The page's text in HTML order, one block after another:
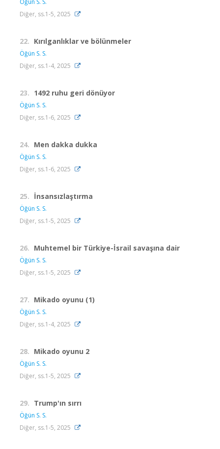
Diğer, ss.1-5, 2025
22. Kırılganlıklar ve bölünmeler
Öğün S. S.
Diğer, ss.1-4, 2025
23. 1492 ruhu geri dönüyor
Öğün S. S.
Diğer, ss.1-6, 2025
24. Men dakka dukka
Öğün S. S.
Diğer, ss.1-6, 2025
25. İnsansızlaştırma
Öğün S. S.
Diğer, ss.1-5, 2025
26. Muhtemel bir Türkiye-İsrail savaşına dair
Öğün S. S.
Diğer, ss.1-5, 2025
27. Mikado oyunu (1)
Öğün S. S.
Diğer, ss.1-4, 2025
28. Mikado oyunu 2
Öğün S. S.
Diğer, ss.1-5, 2025
29. Trump'ın sırrı
Öğün S. S.
Diğer, ss.1-5, 2025